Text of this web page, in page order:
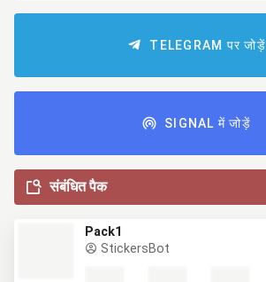
TELEGRAM पर जोड़ें
SIGNAL में जोड़ें
संबंधित पैक
Pack1
StickersBot